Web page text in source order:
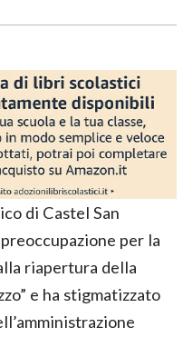
di Castel San
per la
riapertura della
e ha stigmatizzato